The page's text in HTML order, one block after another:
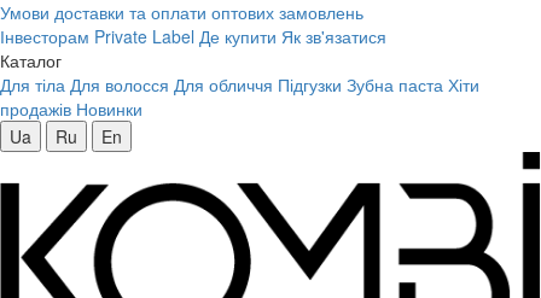
Умови доставки та оплати оптових замовлень
Інвесторам Private Label Де купити Як зв'язатися
Каталог
Для тіла Для волосся Для обличчя Підгузки Зубна паста Хіти
продажів Новинки
Ua
Ru En